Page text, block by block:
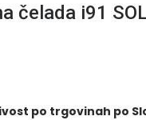
čelada i91
po trgovinah po